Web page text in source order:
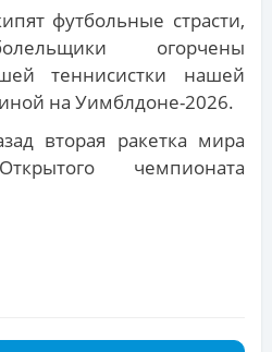
футбольные страсти,
огорчены
теннисистки нашей
на Уимблдоне-2026.
вторая ракетка мира
чемпионата